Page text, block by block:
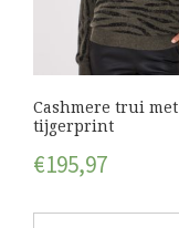
Cashmere trui met
tijgerprint
€195,97